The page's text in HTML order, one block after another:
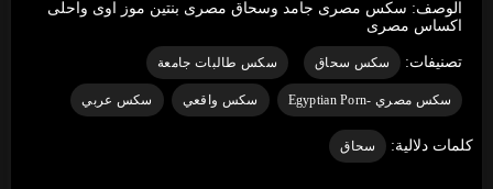
الوصف: سكس مصرى جامد وسحاق مصرى بنتين موز اوى واحلى
اكساس مصرى
تصنيفات: سكس سحاق سكس طالبات جامعة
سكس مصري -Egyptian Porn سكس واقعي سكس عربي
كلمات دلالية: سحاق